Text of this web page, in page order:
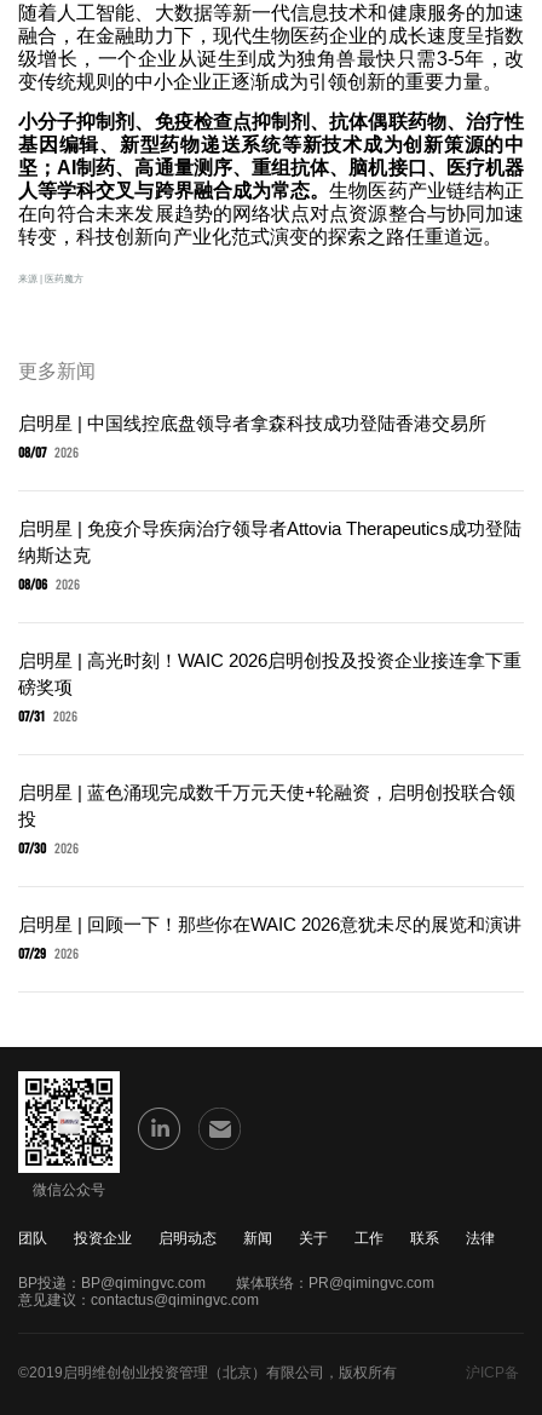
随着人工智能、大数据等新一代信息技术和健康服务的加速
融合，在金融助力下，现代生物医药企业的成长速度呈指数
级增长，一个企业从诞生到成为独角兽最快只需3-5年，改
变传统规则的中小企业正逐渐成为引领创新的重要力量。
小分子抑制剂、免疫检查点抑制剂、抗体偶联药物、治疗性
基因编辑、新型药物递送系统等新技术成为创新策源的中
坚；AI制药、高通量测序、重组抗体、脑机接口、医疗机器
人等学科交叉与跨界融合成为常态。生物医药产业链结构正
在向符合未来发展趋势的网络状点对点资源整合与协同加速
转变，科技创新向产业化范式演变的探索之路任重道远。
来源 | 医药魔方
更多新闻
启明星 | 中国线控底盘领导者拿森科技成功登陆香港交易所
08/07 2026
启明星 | 免疫介导疾病治疗领导者Attovia Therapeutics成功登陆
纳斯达克
08/06 2026
启明星 | 高光时刻！WAIC 2026启明创投及投资企业接连拿下重
磅奖项
07/31 2026
启明星 | 蓝色涌现完成数千万元天使+轮融资，启明创投联合领
投
07/30 2026
启明星 | 回顾一下！那些你在WAIC 2026意犹未尽的展览和演讲
07/29 2026
微信公众号
团队 投资企业 启明动态 新闻 关于 工作 联系 法律
BP投递： BP@qimingvc.com 媒体联络： PR@qimingvc.com
意见建议： contactus@qimingvc.com
©2019启明维创创业投资管理（北京）有限公司，版权所有 沪ICP备